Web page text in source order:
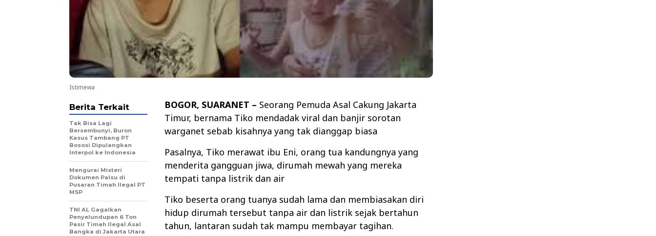
Istimewa
BOGOR, SUARANET – Seorang Pemuda Asal Cakung Jakarta
Timur, bernama Tiko mendadak viral dan banjir sorotan
warganet sebab kisahnya yang tak dianggap biasa
Pasalnya, Tiko merawat ibu Eni, orang tua kandungnya yang
menderita gangguan jiwa, dirumah mewah yang mereka
tempati tanpa listrik dan air
Tiko beserta orang tuanya sudah lama dan membiasakan diri
hidup dirumah tersebut tanpa air dan listrik sejak bertahun
tahun, lantaran sudah tak mampu membayar tagihan.
Berita Terkait
Tak Bisa Lagi
Bersembunyi, Buron
Kasus Tambang PT
Bososi Dipulangkan
Interpol ke Indonesia
Mengurai Misteri
Dokumen Palsu di
Pusaran Timah Ilegal PT
MSP
TNI AL Gagalkan
Penyelundupan 6 Ton
Pasir Timah Ilegal Asal
Bangka di Jakarta Utara